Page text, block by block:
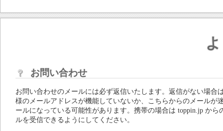
お問い合わせ
お問い合わせのメールには必ず返信いたします。返信がない場合
様のメールアドレスが機能していないか、こちらからのメールが
ールになっている可能性があります。携帯の場合は toppin.jp から
ルを受信できるようにしてください。